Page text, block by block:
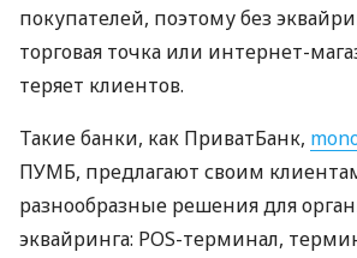
покупателей, поэтому без
торговая точка или интернет-
теряет клиентов.
Такие банки, как ПриватБанк,
ПУМБ, предлагают своим
разнообразные решения для
эквайринга: POS-терминал,